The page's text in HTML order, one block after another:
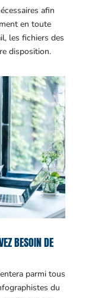
afin
en toute
les fichiers des
disposition.
BESOIN DE
parmi tous
du